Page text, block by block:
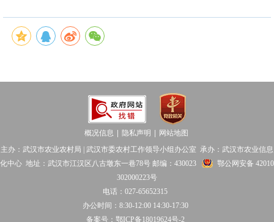
概况信息 隐私声明
网站地图
主办：武汉市农业农村局 | 武汉市委农村工作领导小组办公室 承办：武汉市农业信息
化中心 地址：武汉市江汉区八古墩东一巷78号 邮编：430023
鄂公网安备 42010
302000223号
电话：027-65652315
办公时间：8:30-12:00 14:30-17:30
备案号：鄂ICP备18019624号-2